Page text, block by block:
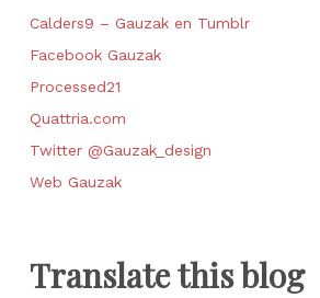
Calders9 – Gauzak en Tumblr
Facebook Gauzak
Processed21
Quattria.com
Twitter @Gauzak_design
Web Gauzak
Translate this blog